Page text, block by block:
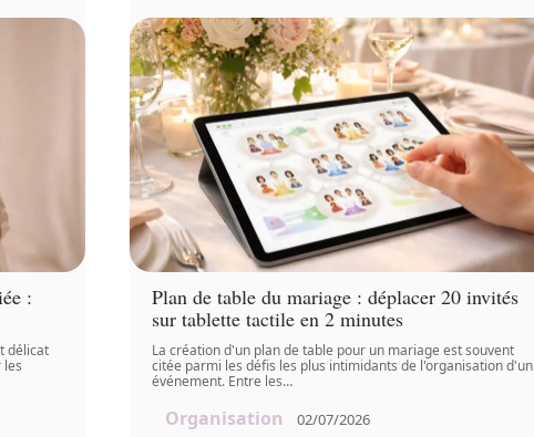
:
délicat
les
Plan de table du mariage : déplacer 20 invités
sur tablette tactile en 2 minutes
La création d'un plan de table pour un mariage est souvent
citée parmi les défis les plus intimidants de l'organisation d'un
événement. Entre les…
Organisation 02/07/2026